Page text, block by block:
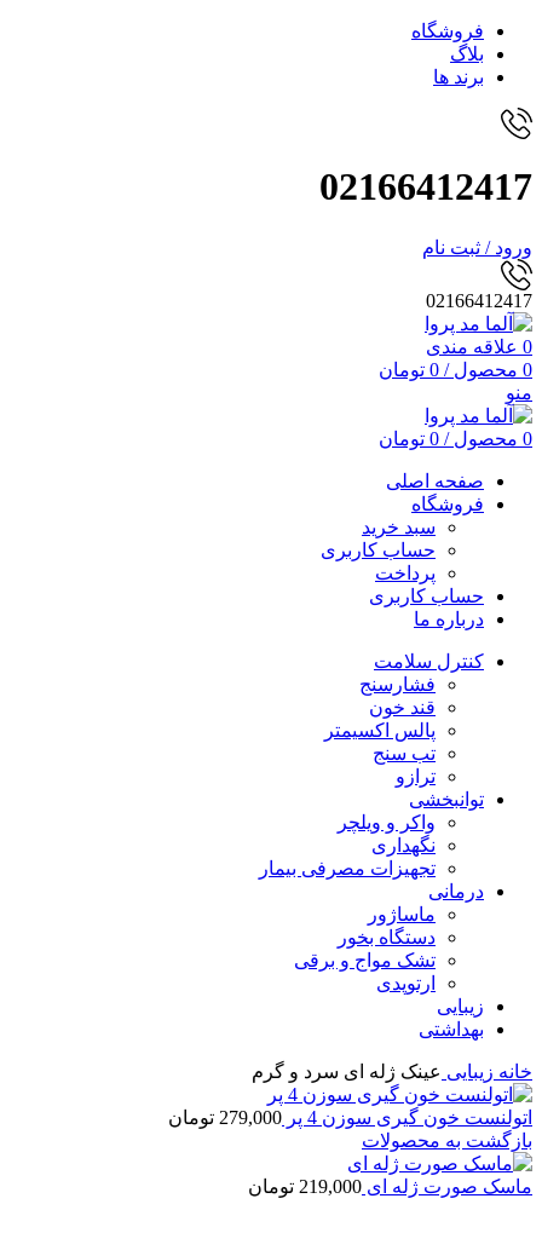
فروشگاه
بلاگ
برند ها
02166412417
ورود / ثبت نام
02166412417
0 علاقه مندی
0 محصول /
0 تومان
منو
0 محصول /
0 تومان
صفحه اصلی
فروشگاه
سبد خرید
حساب کاربری
پرداخت
حساب کاربری
درباره ما
کنترل سلامت
فشارسنج
قند خون
پالس اکسیمتر
تب سنج
ترازو
توانبخشی
واکر و ویلچر
نگهداری
تجهیزات مصرفی بیمار
درمانی
ماساژور
دستگاه بخور
تشک مواج و برقی
ارتوپدی
زیبایی
بهداشتی
خانه زیبایی عینک ژله ای سرد و گرم
اتولنست خون گیری سوزن 4 پر 279,000 تومان
بازگشت به محصولات
ماسک صورت ژله ای 219,000 تومان